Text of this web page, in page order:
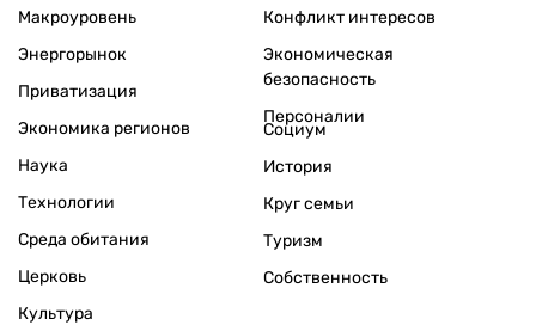
Макроуровень
Энергорынок
Приватизация
Экономика регионов
Конфликт интересов
Экономическая
безопасность
Персоналии
Наука
Технологии
Среда обитания
Церковь
Культура
Социум
История
Круг семьи
Туризм
Собственность